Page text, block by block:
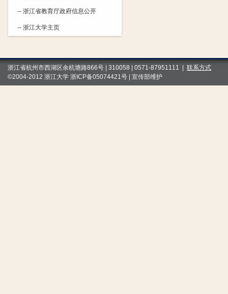
-- 浙江省教育厅政府信息公开
-- 浙江大学主页
浙江省杭州市西湖区余杭塘路866号 | 310058 | 0571-87951111 | 联系方式
©2004-2012 浙江大学 浙ICP备05074421号 | 宣传部维护